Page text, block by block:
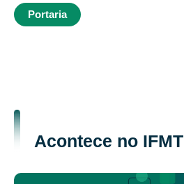
Portaria
Acontece no IFMT